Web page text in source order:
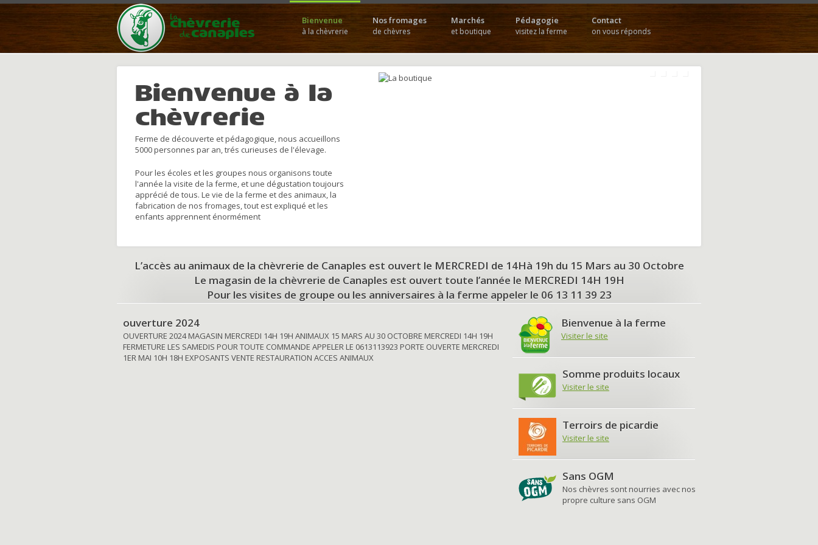
Bienvenue
à la chèvrerie
Nos fromages
de chèvres
Marchés
et boutique
Pédagogie
visitez la ferme
Contact
on vous réponds
Bienvenue à la
chèvrerie
Ferme de découverte et pédagogique, nous accueillons
5000 personnes par an, trés curieuses de l'élevage.
Pour les écoles et les groupes nous organisons toute
l'année la visite de la ferme, et une dégustation toujours
apprécié de tous. Le vie de la ferme et des animaux, la
fabrication de nos fromages, tout est expliqué et les
enfants apprennent énormément
L’accès au animaux de la chèvrerie de Canaples est ouvert le MERCREDI de 14Hà 19h du 15 Mars au 30 Octobre
Le magasin de la chèvrerie de Canaples est ouvert toute l’année le MERCREDI 14H 19H
Pour les visites de groupe ou les anniversaires à la ferme appeler le 06 13 11 39 23
ouverture 2024
OUVERTURE 2024 MAGASIN MERCREDI 14H 19H ANIMAUX 15 MARS AU 30 OCTOBRE MERCREDI 14H 19H
FERMETURE LES SAMEDIS POUR TOUTE COMMANDE APPELER LE 0613113923 PORTE OUVERTE MERCREDI
1ER MAI 10H 18H EXPOSANTS VENTE RESTAURATION ACCES ANIMAUX
Bienvenue à la ferme
Visiter le site
Somme produits locaux
Visiter le site
Terroirs de picardie
Visiter le site
Sans OGM
Nos chèvres sont nourries avec nos
propre culture sans OGM